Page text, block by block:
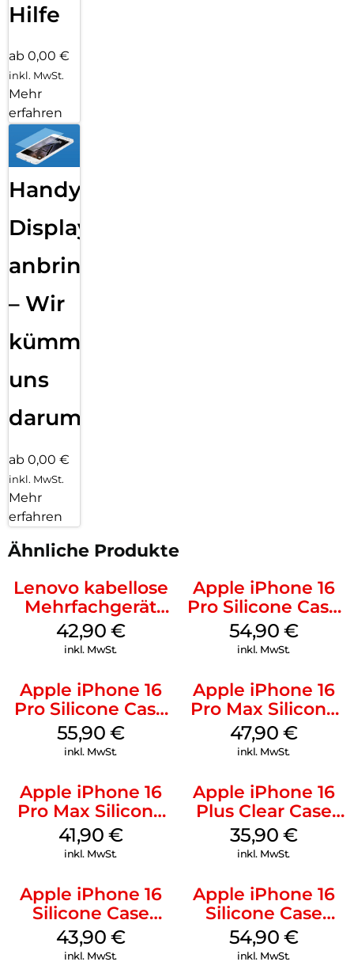
Hilfe
ab 0,00 €
inkl. MwSt.
Mehr
erfahren
Handy
Displayfolie
anbringen
– Wir
kümmern
uns
darum!
ab 0,00 €
inkl. MwSt.
Mehr
erfahren
Ähnliche Produkte
Lenovo kabellose
Mehrfachgerät
Luna Grey
42,90 €
inkl. MwSt.
Apple iPhone 16
Pro Silicone Case
MagSafe Black
54,90 €
inkl. MwSt.
Apple iPhone 16
Pro Silicone Case
MagSafe Stone
Gray
55,90 €
inkl. MwSt.
Apple iPhone 16
Pro Max Silicone
Case MagSafe
Black
47,90 €
inkl. MwSt.
Apple iPhone 16
Pro Max Silicone
Case MagSafe
Ultramarine
41,90 €
inkl. MwSt.
Apple iPhone 16
Plus Clear Case
MagSafe
Transparent
35,90 €
inkl. MwSt.
Apple iPhone 16
Silicone Case
MagSafe Plum
43,90 €
inkl. MwSt.
Apple iPhone 16
Silicone Case
MagSafe Lake
Green
54,90 €
inkl. MwSt.